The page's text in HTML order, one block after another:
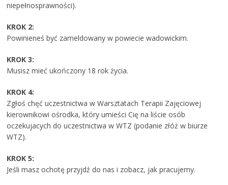
niepełnosprawności).
KROK 2:
Powinieneś być zameldowany w powiecie wadowickim.
KROK 3:
Musisz mieć ukończony 18 rok życia.
KROK 4:
Zgłoś chęć uczestnictwa w Warsztatach Terapii Zajęciowej
kierownikowi ośrodka, który umieści Cię na liście osób
oczekujacych do uczestnictwa w WTZ (podanie złóż w biurze
WTZ).
KROK 5:
Jeśli masz ochotę przyjdź do nas i zobacz, jak pracujemy.